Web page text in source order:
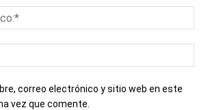
correo electrónico y sitio web en este
vez que comente.